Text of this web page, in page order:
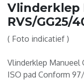
Vlinderklep
RVS/GG25/
( Foto indicatief )
Vlinderklep Manueel
ISO pad Conform